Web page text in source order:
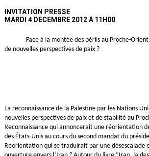
INVITATION PRESSE
MARDI 4 DECEMBRE 2012 À 11H00
Face à la montée des périls au Proche-Orient
de nouvelles perspectives de paix ?
La reconnaissance de la Palestine par les Nations
nouvelles perspectives de paix et de stabilité au
Reconnaissance qui annoncerait une réorientation
des États-Unis au cours du second mandat du
Réorientation qui se traduirait par une désescalade